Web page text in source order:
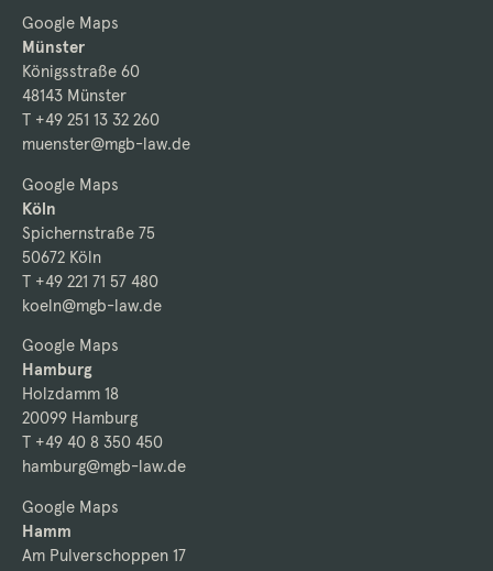
Google Maps
Münster
Königsstraße 60
48143 Münster
T +49 251 13 32 260
muenster@mgb-law.de
Google Maps
Köln
Spichernstraße 75
50672 Köln
T +49 221 71 57 480
koeln@mgb-law.de
Google Maps
Hamburg
Holzdamm 18
20099 Hamburg
T +49 40 8 350 450
hamburg@mgb-law.de
Google Maps
Hamm
Am Pulverschoppen 17